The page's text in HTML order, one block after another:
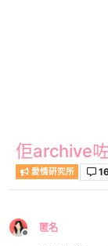
佢archive
愛情研究所
離線
匿名